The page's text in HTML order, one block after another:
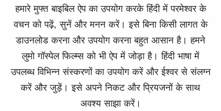
हमारे मुफ्त बाइबिल ऐप का उपयोग करके हिंदी में परमेश्वर के
वचन को पढ़ें, सुनें और मनन करें। इसे बिना किसी लागत के
डाउनलोड करना और उपयोग करना बहुत आसान है। हमने
लुमो गॉस्पेल फिल्म्स को भी ऐप में जोड़ा है। हिंदी भाषा में
उपलब्ध विभिन्न संस्करणों का उपयोग करें और ईश्वर से संलग्न
करें और जुड़ें। इसे अपने निकट और प्रियजनों के साथ
अवश्य साझा करें।